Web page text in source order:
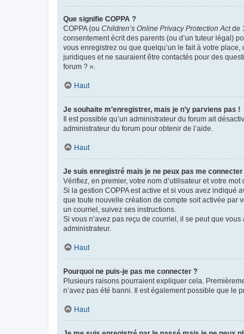
Que signifie COPPA ?
COPPA (ou Children’s Online Privacy Protection Actde
consentement écrit des parents (ou d’un tuteur légal)
vous enregistrez ou que quelqu’un le fait à votre
juridiques et ne sauraient être contactés pour des
forum ? ».
Haut
Je souhaite m’enregistrer, mais je n’y parviens pas !
Il est possible qu’un administrateur du forum ait
administrateur du forum pour obtenir de l’aide.
Haut
Je suis enregistré mais je ne peux pas me connecter
Vérifiez, en premier, votre nom d’utilisateur et votre
Si la gestion COPPA est active et si vous avez indiqué
que toute nouvelle création de compte soit activée par
un courriel, suivez ses instructions.
Si vous n’avez pas reçu de courriel, il se peut que
administrateur.
Haut
Pourquoi ne puis-je pas me connecter ?
Plusieurs raisons pourraient expliquer cela.
n’avez pas été banni. Il est également possible que le
Haut